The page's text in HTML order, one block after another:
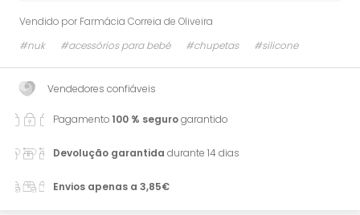
Vendido por Farmácia Correia de Oliveira
#nuk
#acessórios para bebé #chupetas #silicone
Vendedores confiáveis
Pagamento100 % segurogarantido
Devolução garantida durante 14 dias
Envios apenas a 3,85€